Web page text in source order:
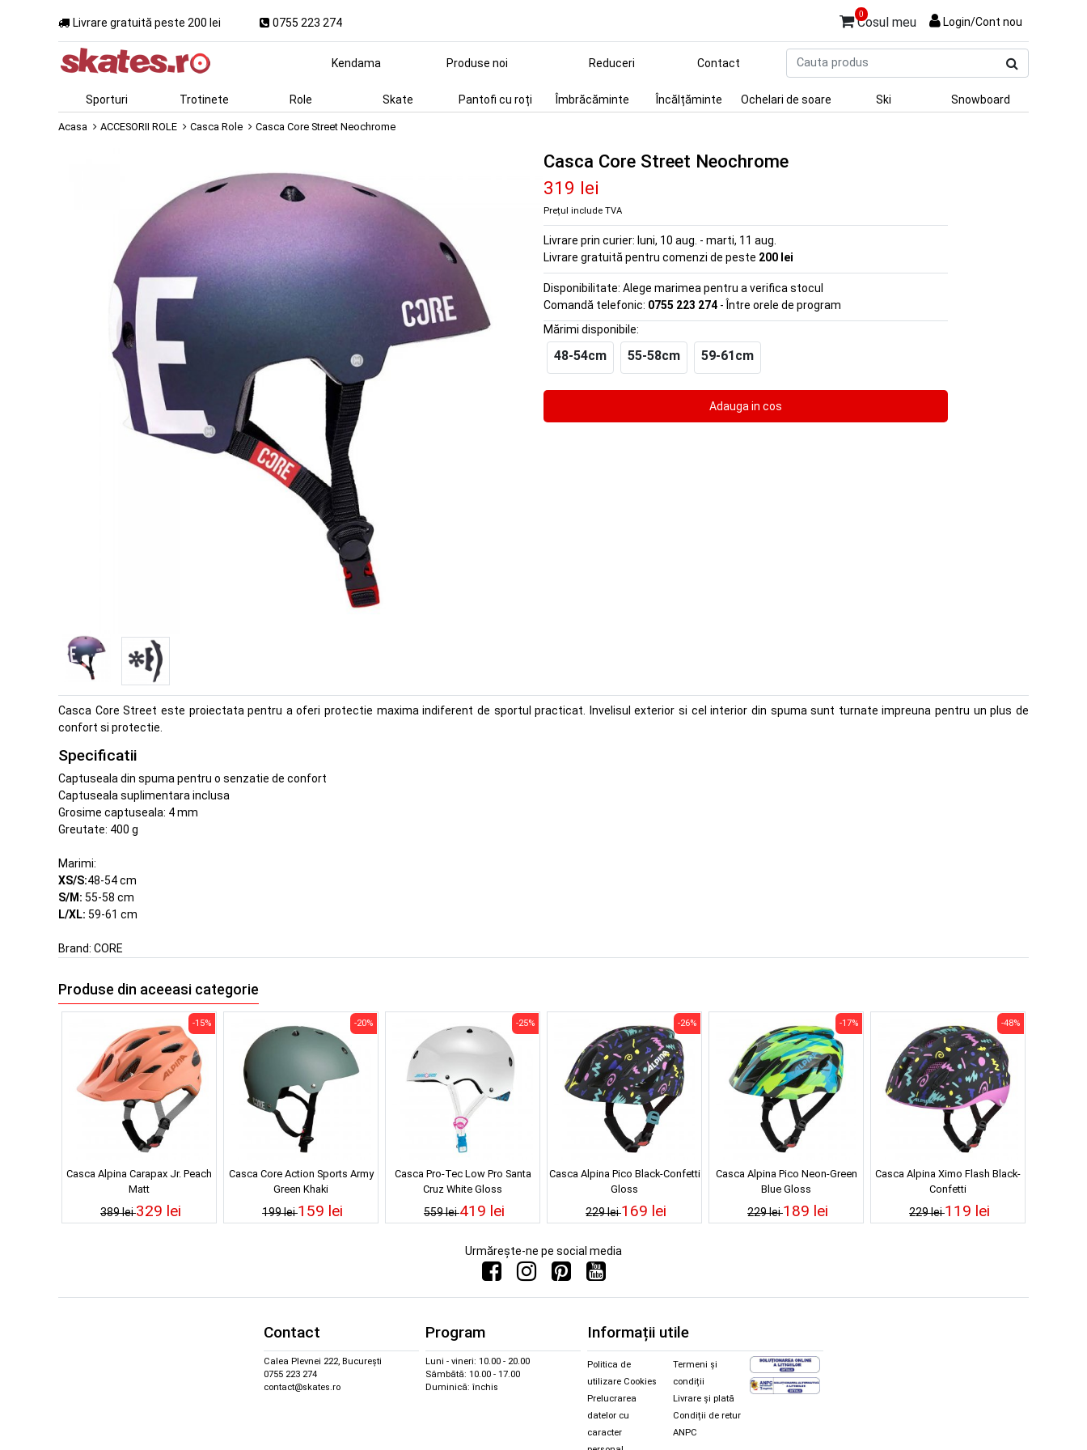
Livrare gratuită peste 200 lei 0755 223 274
0
Cosul meu Login/Cont nou
produs
Kendama Produse noi Reduceri Contact
Sporturi Trotinete Role Skate Pantofi cu roți Îmbrăcăminte Încălțăminte Ochelari de soare Ski Snowboard
Acasa ACCESORII ROLE Casca Role Casca Core Street Neochrome
Casca Core Street Neochrome
319 lei
Prețul include TVA
Livrare prin curier: luni, 10 aug. - marti, 11 aug.
Livrare gratuită pentru comenzi de peste 200 lei
Disponibilitate: Alege marimea pentru a verifica stocul
Comandă telefonic: 0755 223 274 - Între orele de program
Mărimi disponibile:
48-54cm 55-58cm 59-61cm
Casca Core Street este proiectata pentru a oferi protectie maxima indiferent de sportul practicat. Invelisul exterior si cel interior din spuma sunt turnate impreuna pentru un plus de
confort si protectie.
Specificatii
Captuseala din spuma pentru o senzatie de confort
Captuseala suplimentara inclusa
Grosime captuseala: 4 mm
Greutate: 400 g
Marimi:
XS/S:48-54 cm
S/M: 55-58 cm
L/XL: 59-61 cm
Brand: CORE
Produse din aceeasi categorie
Casca Alpina Carapax Jr. Peach
Matt
389 lei
-15%
329 lei
Casca Core Action Sports Army
Green Khaki
199 lei
-20%
159 lei
Casca Pro-Tec Low Pro Santa
Cruz White Gloss
559 lei
-25%
419 lei
Casca Alpina Pico Black-Confetti
Gloss
229 lei
-26%
169 lei
Casca Alpina Pico Neon-Green
Blue Gloss
229 lei
-17%
189 lei
Casca Alpina Ximo Flash Black-
Confetti
229 lei
-48%
119 lei
Urmărește-ne pe social media
Contact
Calea Plevnei 222, București
0755 223 274
contact@skates.ro
Program
Luni - vineri: 10.00 - 20.00
Sâmbătă: 10.00 - 17.00
Duminică: închis
Informații utile
Politica de
utilizare Cookies
Prelucrarea
datelor cu
caracter
Termeni și
condiții
Livrare și plată
Condiții de retur
ANPC